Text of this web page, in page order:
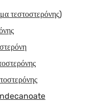
τεστοστερόνης)